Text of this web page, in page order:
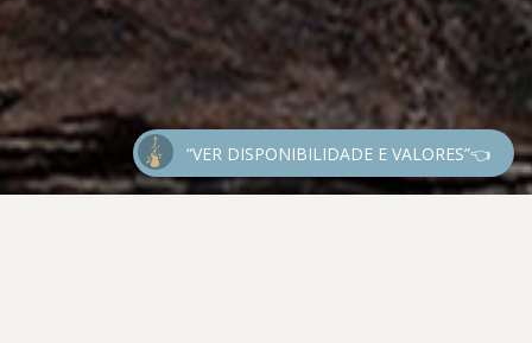
“VER DISPONIBILIDADE E VALORES”👈